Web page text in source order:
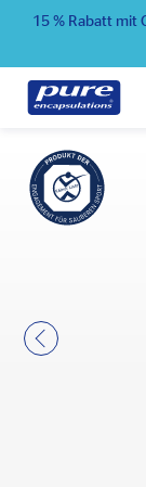
Direkt
Inhalt
15 % Rabatt mit